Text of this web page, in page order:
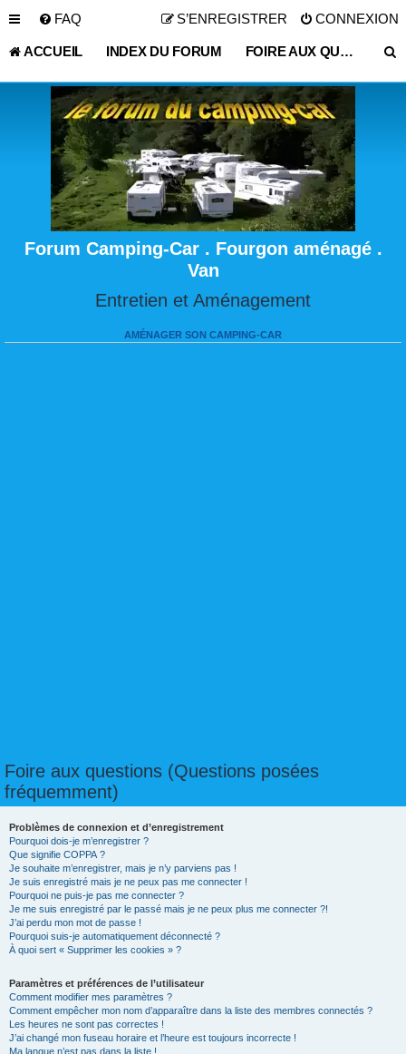
FAQ CONNEXION
S’ENREGISTRER
ACCUEIL INDEX DU FORUM FOIRE AUX QUESTIONS (QUESTIONS POSÉES FRÉQUEMMENT)
Forum Camping-Car . Fourgon aménagé .
Van
Entretien et Aménagement
AMÉNAGER SON CAMPING-CAR
Foire aux questions (Questions posées
fréquemment)
Problèmes de connexion et d’enregistrement
Pourquoi dois-je m’enregistrer ?
Que signifie COPPA ?
Je souhaite m’enregistrer, mais je n’y parviens pas !
Je suis enregistré mais je ne peux pas me connecter !
Pourquoi ne puis-je pas me connecter ?
Je me suis enregistré par le passé mais je ne peux plus me connecter ?!
J’ai perdu mon mot de passe !
Pourquoi suis-je automatiquement déconnecté ?
À quoi sert « Supprimer les cookies » ?
Paramètres et préférences de l’utilisateur
Comment modifier mes paramètres ?
Comment empêcher mon nom d’apparaître dans la liste des membres connectés ?
Les heures ne sont pas correctes !
J’ai changé mon fuseau horaire et l’heure est toujours incorrecte !
Ma langue n’est pas dans la liste !